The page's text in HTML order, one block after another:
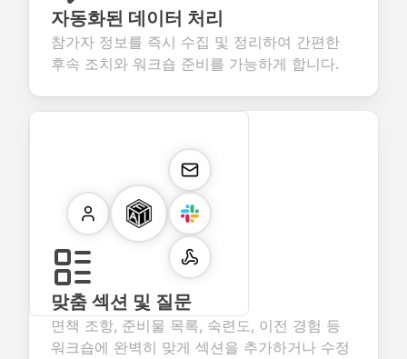
자동화된 데이터 처리
참가자 정보를 즉시 수집 및 정리하여 간편한
후속 조치와 워크숍 준비를 가능하게 합니다.
맞춤 섹션 및 질문
면책 조항, 준비물 목록, 숙련도, 이전 경험 등
워크숍에 완벽히 맞게 섹션을 추가하거나 수정